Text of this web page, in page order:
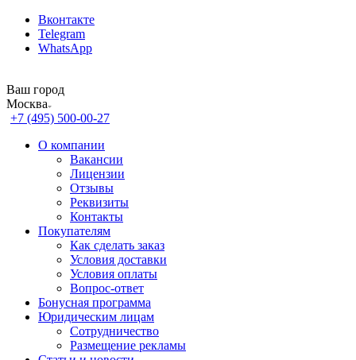
Вконтакте
Telegram
WhatsApp
Ваш город
Москва
+7 (495) 500-00-27
О компании
Вакансии
Лицензии
Отзывы
Реквизиты
Контакты
Покупателям
Как сделать заказ
Условия доставки
Условия оплаты
Вопрос-ответ
Бонусная программа
Юридическим лицам
Сотрудничество
Размещение рекламы